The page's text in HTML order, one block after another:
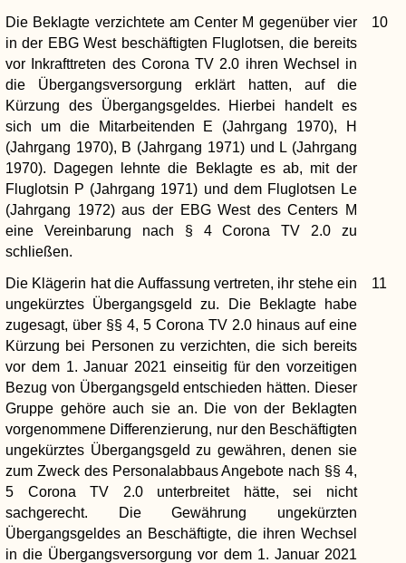
10
Die Beklagte verzichtete am Center M gegenüber vier
in der EBG West beschäftigten Fluglotsen, die bereits
vor Inkrafttreten des Corona TV 2.0 ihren Wechsel in
die Übergangsversorgung erklärt hatten, auf die
Kürzung des Übergangsgeldes. Hierbei handelt es
sich um die Mitarbeitenden E (Jahrgang 1970), H
(Jahrgang 1970), B (Jahrgang 1971) und L (Jahrgang
1970). Dagegen lehnte die Beklagte es ab, mit der
Fluglotsin P (Jahrgang 1971) und dem Fluglotsen Le
(Jahrgang 1972) aus der EBG West des Centers M
eine Vereinbarung nach § 4 Corona TV 2.0 zu
schließen.
11
Die Klägerin hat die Auffassung vertreten, ihr stehe ein
ungekürztes Übergangsgeld zu. Die Beklagte habe
zugesagt, über §§ 4, 5 Corona TV 2.0 hinaus auf eine
Kürzung bei Personen zu verzichten, die sich bereits
vor dem 1. Januar 2021 einseitig für den vorzeitigen
Bezug von Übergangsgeld entschieden hätten. Dieser
Gruppe gehöre auch sie an. Die von der Beklagten
vorgenommene Differenzierung, nur den Beschäftigten
ungekürztes Übergangsgeld zu gewähren, denen sie
zum Zweck des Personalabbaus Angebote nach §§ 4,
5 Corona TV 2.0 unterbreitet hätte, sei nicht
sachgerecht. Die Gewährung ungekürzten
Übergangsgeldes an Beschäftigte, die ihren Wechsel
in die Übergangsversorgung vor dem 1. Januar 2021